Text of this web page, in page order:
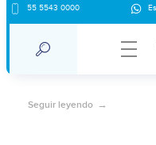
55 5543 0000
¿Cómo puedo
Es posible abortar en
Seguir leyendo